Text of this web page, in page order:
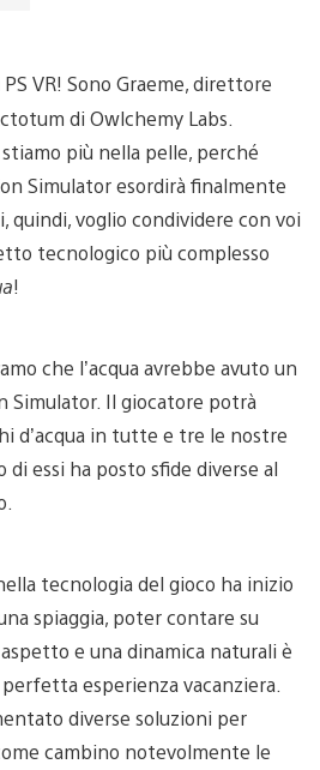
VR! Sono Graeme, direttore
di Owlchemy Labs.
più nella pelle, perché
Simulator esordirà finalmente
quindi, voglio condividere con voi
tecnologico più complesso
!
che l’acqua avrebbe avuto un
Simulator. Il giocatore potrà
d’acqua in tutte e tre le nostre
di essi ha posto sfide diverse al
tecnologia del gioco ha inizio
spiaggia, poter contare su
e una dinamica naturali è
esperienza vacanziera.
diverse soluzioni per
cambino notevolmente le